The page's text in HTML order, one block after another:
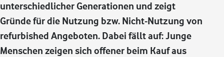
unterschiedlicher Generationen und zeigt
Gründe für die Nutzung bzw. Nicht-Nutzung von
refurbished Angeboten. Dabei fällt auf: Junge
Menschen zeigen sich offener beim Kauf aus